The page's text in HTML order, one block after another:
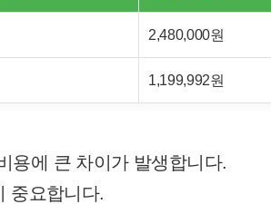
2,480,000원
1,199,992원
용에 큰 차이가 발생합니다.
중요합니다.